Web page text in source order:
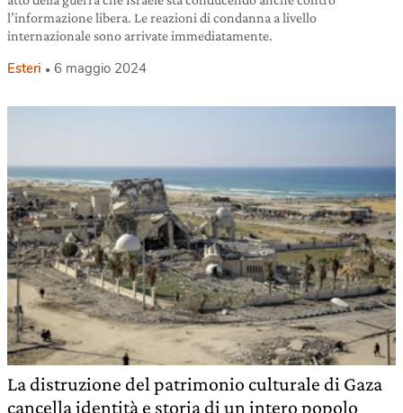
l’informazione libera. Le reazioni di condanna a livello
internazionale sono arrivate immediatamente.
Esteri 6 maggio 2024
La distruzione del patrimonio culturale di Gaza
cancella identità e storia di un intero popolo